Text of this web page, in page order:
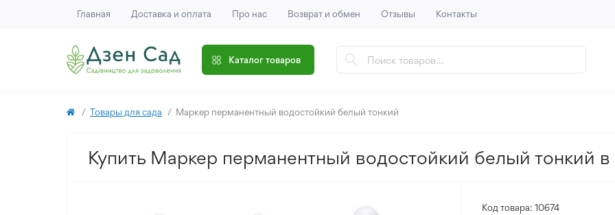
Главная Доставка и оплата Про нас Возврат и обмен Отзывы Контакты
Каталог товаров
Товары для сада Маркер перманентный водостойкий белый тонкий
Купить Маркер перманентный водостойкий белый тонкий
Код товара: 10674